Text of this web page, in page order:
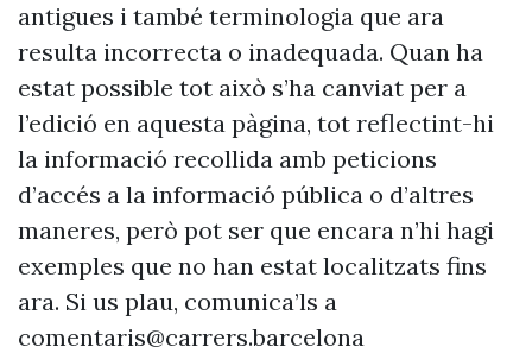
antigues i també terminologia que ara
resulta incorrecta o inadequada. Quan ha
estat possible tot això s’ha canviat per a
l’edició en aquesta pàgina, tot reflectint-hi
la informació recollida amb peticions
d’accés a la informació pública o d’altres
maneres, però pot ser que encara n’hi hagi
exemples que no han estat localitzats fins
ara. Si us plau, comunica’ls a
comentaris@carrers.barcelona